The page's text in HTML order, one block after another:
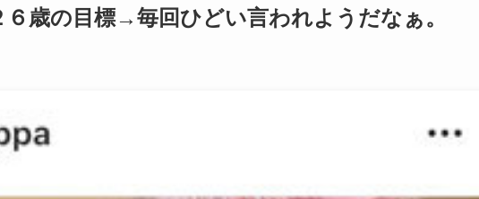
歳の目標→毎回ひどい言われようだなぁ。